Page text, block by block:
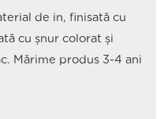
de in, finisată cu
cu șnur colorat și
Mărime produs 3-4 ani